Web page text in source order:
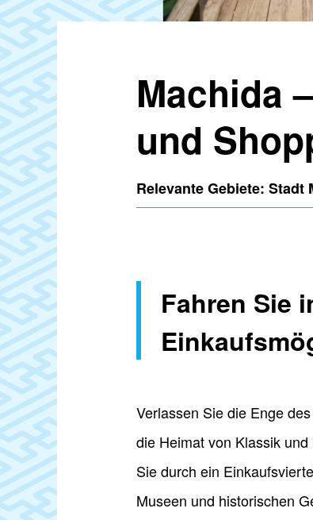
Machida
und
Relevante Gebiete: Stadt
Fahren Sie
Verlassen Sie die Enge
die Heimat von Klassik
Sie durch ein
Museen und historischen